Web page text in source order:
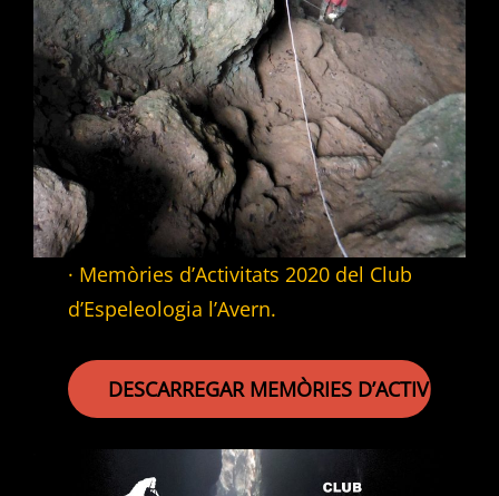
· Memòries d’Activitats 2020 del Club
d’Espeleologia l’Avern.
DESCARREGAR MEMÒRIES D’ACTIVITATS